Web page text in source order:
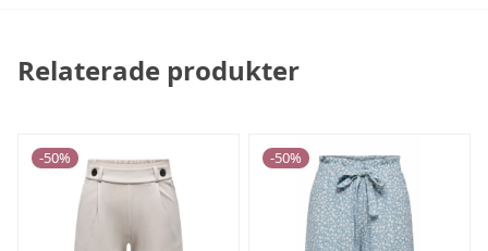
Relaterade produkter
-50% -50%